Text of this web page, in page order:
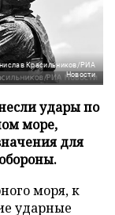
Красильников/РИА
Новости
удары по
море,
для
моря, к
ударные